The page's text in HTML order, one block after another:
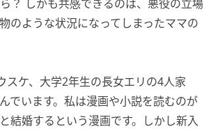
？ しかも共感できるのは、悪役の立場
のような状況になってしまったママの
ケ、大学2年生の長女エリの4人家
でいます。私は漫画や小説を読むのが
結婚するという漫画です。しかし新入